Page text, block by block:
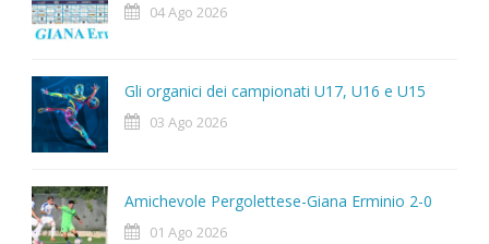
04 Ago 2026
Gli organici dei campionati U17, U16 e U15
03 Ago 2026
Amichevole Pergolettese-Giana Erminio 2-0
01 Ago 2026